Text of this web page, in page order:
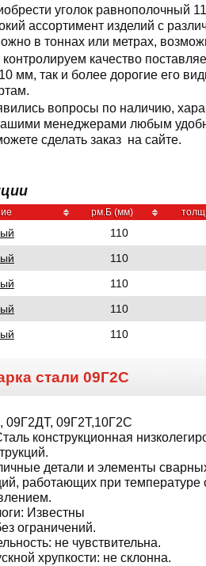
уголок равнополочный
ассортимент изделий с
в тоннах или метрах,
качество
мм, так и более дорогие его
вопросы по наличию,
менеджерами любым
сделать заказ на сайте.
рм.Б (мм)
110
110
110
110
110
стали 09Г2С
09Г2ДТ, 09Г2Т,10Г2С
конструкционная
детали и элементы
работающих при
Известны
ограничений.
не чувствительна.
хрупкости: не склонна.